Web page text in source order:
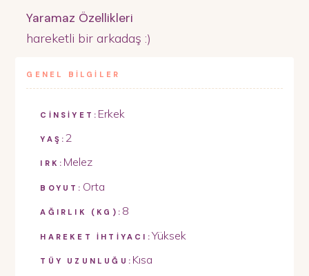
Yaramaz Özellikleri
hareketli bir arkadaş :)
GENEL BİLGİLER
CİNSİYET: Erkek
YAŞ: 2
IRK: Melez
BOYUT: Orta
AĞIRLIK (KG): 8
HAREKET İHTİYACI: Yüksek
TÜY UZUNLUĞU: Kısa